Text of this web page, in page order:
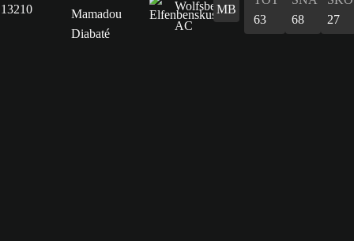
13210
Mamadou
Diabaté
MB
63
68
27